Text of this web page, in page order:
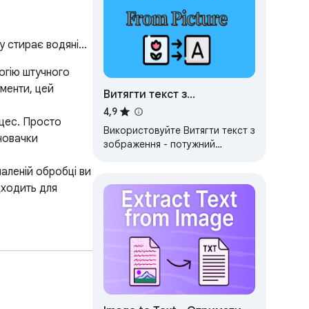
стирає водяні…
штучного
цей
Просто
обробці ви
для
зображень. Він
Витягти текст з
зображення
4,9
Використовуйте Витягти текст з
зображення - потужний
текст з зображень…